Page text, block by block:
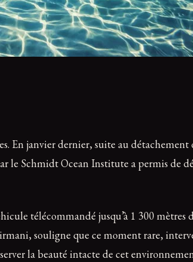
En janvier dernier, suite au
Schmidt Ocean Institute a permis de
télécommandé jusqu’à 1 300
souligne que ce moment rare,
la beauté intacte de cet